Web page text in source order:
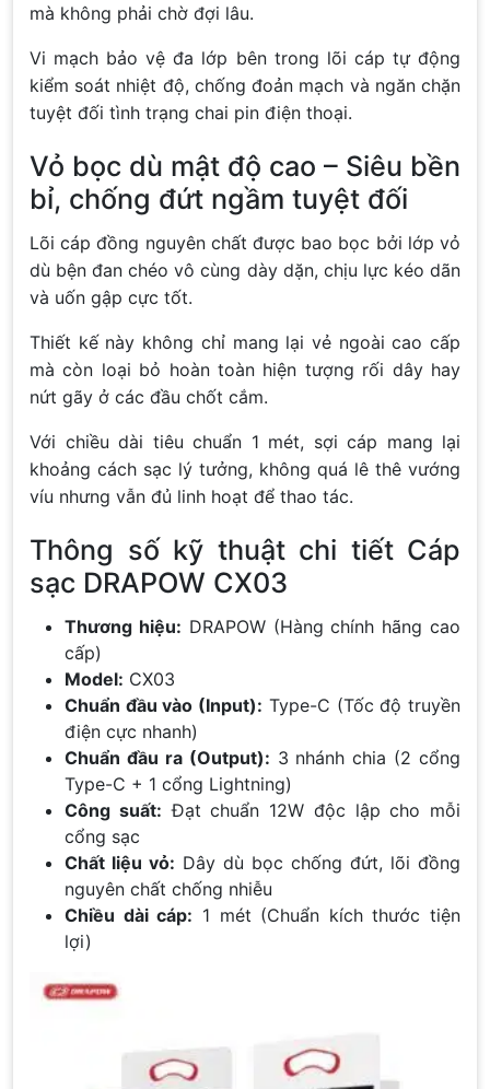
mà không phải chờ đợi lâu.
Vi mạch bảo vệ đa lớp bên trong lõi cáp tự động
kiểm soát nhiệt độ, chống đoản mạch và ngăn chặn
tuyệt đối tình trạng chai pin điện thoại.
Vỏ bọc dù mật độ cao – Siêu bền
bỉ, chống đứt ngầm tuyệt đối
Lõi cáp đồng nguyên chất được bao bọc bởi lớp vỏ
dù bện đan chéo vô cùng dày dặn, chịu lực kéo dãn
và uốn gập cực tốt.
Thiết kế này không chỉ mang lại vẻ ngoài cao cấp
mà còn loại bỏ hoàn toàn hiện tượng rối dây hay
nứt gãy ở các đầu chốt cắm.
Với chiều dài tiêu chuẩn 1 mét, sợi cáp mang lại
khoảng cách sạc lý tưởng, không quá lê thê vướng
víu nhưng vẫn đủ linh hoạt để thao tác.
Thông số kỹ thuật chi tiết Cáp
sạc DRAPOW CX03
Thương hiệu: DRAPOW (Hàng chính hãng cao
cấp)
Model: CX03
Chuẩn đầu vào (Input): Type-C (Tốc độ truyền
điện cực nhanh)
Chuẩn đầu ra (Output): 3 nhánh chia (2 cổng
Type-C + 1 cổng Lightning)
Công suất: Đạt chuẩn 12W độc lập cho mỗi
cổng sạc
Chất liệu vỏ: Dây dù bọc chống đứt, lõi đồng
nguyên chất chống nhiễu
Chiều dài cáp: 1 mét (Chuẩn kích thước tiện
lợi)